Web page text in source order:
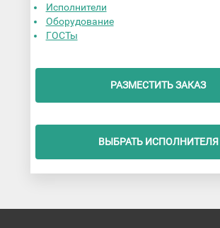
Исполнители
Оборудование
ГОСТы
РАЗМЕСТИТЬ ЗАКАЗ
ВЫБРАТЬ ИСПОЛНИТЕЛЯ